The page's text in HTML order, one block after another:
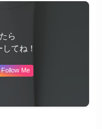
ら
てね！
Follow Me